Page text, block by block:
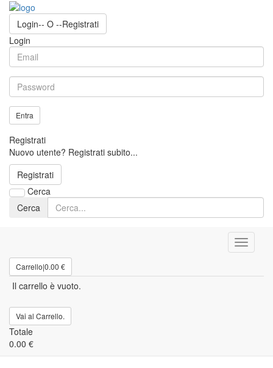
Login-- O --Registrati
Login
Entra
Registrati
Nuovo utente? Registrati subito...
Registrati
Cerca
Cerca
Carrello|0.00 €
Il carrello è vuoto.
Vai al Carrello.
Totale
0.00 €